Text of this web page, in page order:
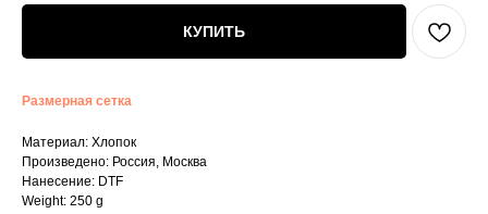
КУПИТЬ
Размерная сетка
Материал: Хлопок
Произведено: Россия, Москва
Нанесение: DTF
Weight: 250 g